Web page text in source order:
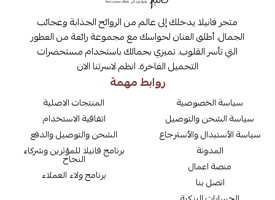
متجر فانيلا يدخلك إلى عالم من الروائح الجذابة وعجائب
الجمال. أطلق العنان لحواسك مع مجموعة رائعة من العطور
التي تأسر القلوب. تميزي بجمالك باستخدام مستحضرات
التجميل الفاخرة. انظم لاسرتنا الان
روابط مهمة
سياسة الخصوصية
سياسة الشحن والتوصيل
سياسة الأستبدال والأسترجاع
المدونة
منصة اعمال
اتصل بنا
المنتجات الاصلية
اتفاقية الاستخدام
الشحن والتوصيل والدفع
برنامج فانيلا للمؤثرين وشركاء
النجاح
برنامج ولاء العملاء